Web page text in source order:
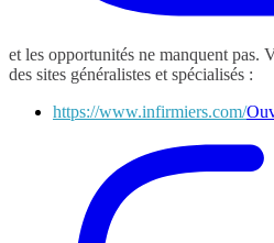
et les opportunités ne manquent pas.
des sites généralistes et spécialisés :
https://www.infirmiers.com/